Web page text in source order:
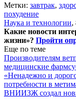
Метки: завтрак,
похудение
Наука и технологии,
Какие новости
жизни»? Пройти
Еще по теме
Производителям
медицинские
«Ненадежно и
потребности в
ВНИИЗЖ создал